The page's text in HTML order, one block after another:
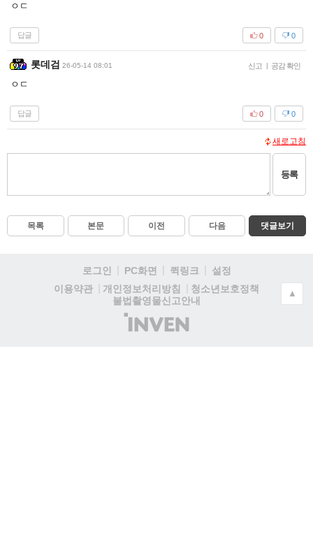
ㅇㄷ
답글 0
0
롯데검 26-05-14 08:01 신고 | 공감 확인
ㅇㄷ
답글 0
0
새로고침
등록
목록 본문 이전 다음 댓글보기
로그인 PC화면 퀵링크
설정
이용약관
개인정보처리방침
청소년보호정책
불법촬영물신고안내
(주)
인
▲